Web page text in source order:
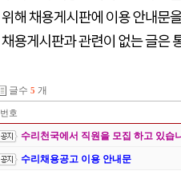
글수 5 개
번호
수리천국에서 직원을 모집 하고 있습
수리채용공고 이용 안내문